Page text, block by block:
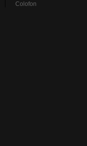
Colofon